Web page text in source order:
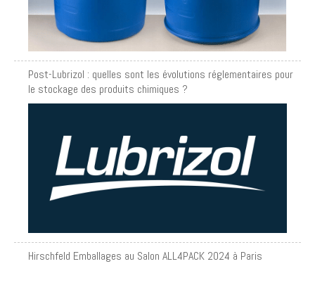
Post-Lubrizol : quelles sont les évolutions réglementaires pour
le stockage des produits chimiques ?
Hirschfeld Emballages au Salon ALL4PACK 2024 à Paris